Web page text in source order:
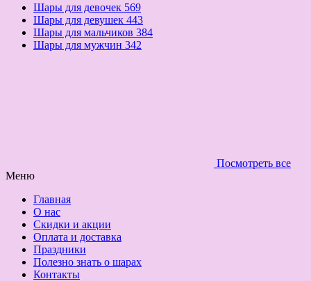
Шары для девочек 569
Шары для девушек 443
Шары для мальчиков 384
Шары для мужчин 342
Посмотреть все
Меню
Главная
О нас
Скидки и акции
Оплата и доставка
Праздники
Полезно знать о шарах
Контакты